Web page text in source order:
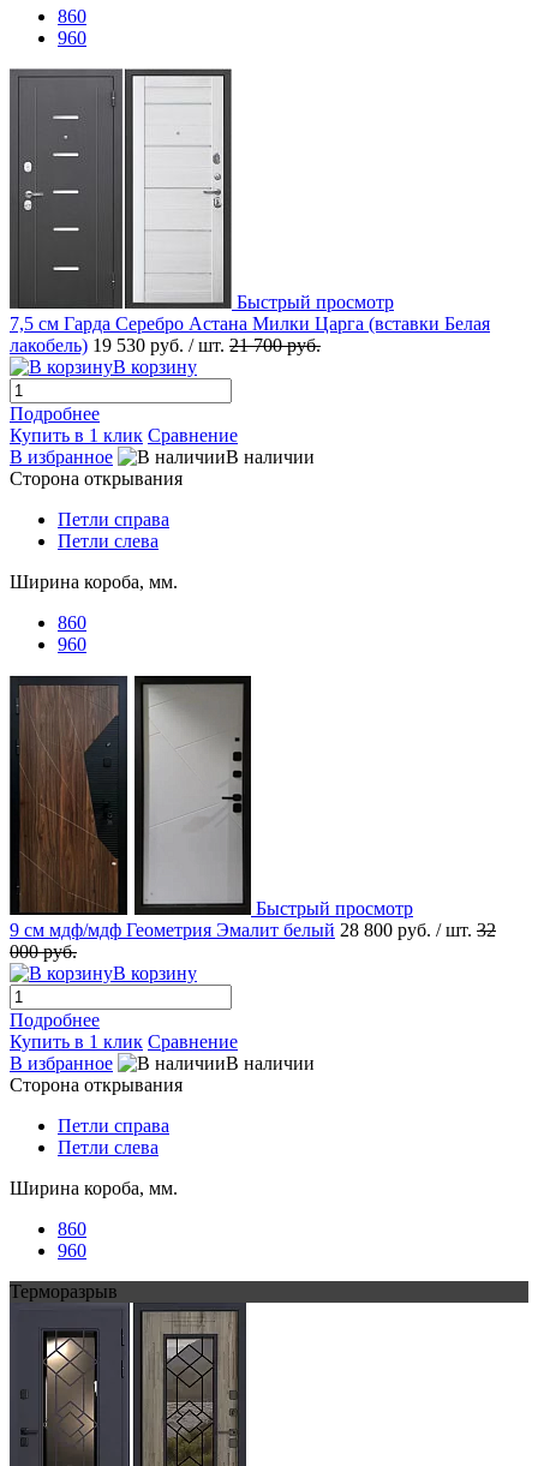
860
960
Быстрый просмотр
7,5 см Гарда Серебро Астана Милки Царга (вставки Белая
лакобель) 19 530 руб. / шт. 21 700 руб.
В корзину
Подробнее
Купить в 1 клик Сравнение
В избранное
В наличии
Сторона открывания
Петли справа
Петли слева
Ширина короба, мм.
860
960
Быстрый просмотр
9 см мдф/мдф Геометрия Эмалит белый 28 800 руб. / шт. 32
000 руб.
В корзину
Подробнее
Купить в 1 клик Сравнение
В избранное
В наличии
Сторона открывания
Петли справа
Петли слева
Ширина короба, мм.
860
960
Терморазрыв